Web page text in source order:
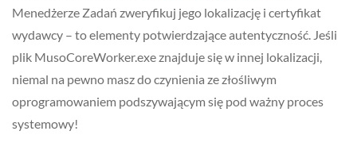
Menedżerze Zadań zweryfikuj jego lokalizację i certyfikat
wydawcy – to elementy potwierdzające autentyczność. Jeśli
plik MusoCoreWorker.exe znajduje się w innej lokalizacji,
niemal na pewno masz do czynienia ze złośliwym
oprogramowaniem podszywającym się pod ważny proces
systemowy!